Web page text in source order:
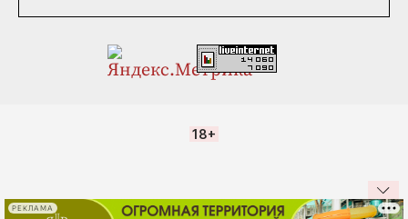
18+
РЕКЛАМА